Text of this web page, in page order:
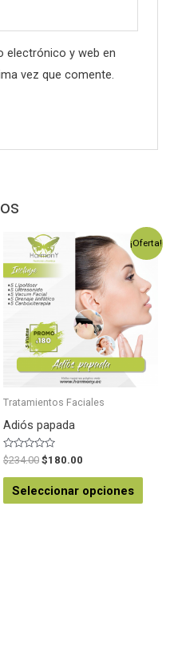
electrónico y web en
vez que comente.
¡Oferta!
Tratamientos Faciales
Adiós papada
Valorado
en
0
de
$234.00 $180.00
Seleccionar opciones